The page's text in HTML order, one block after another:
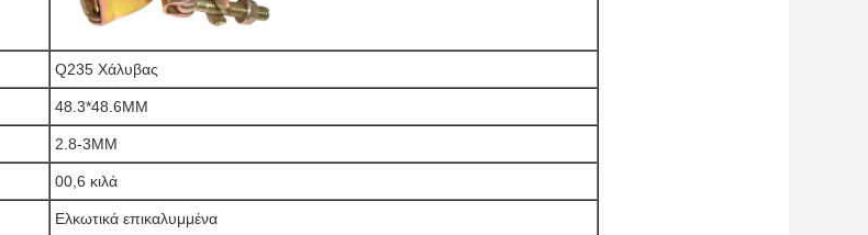
Q235 Χάλυβας
48.3*48.6MM
2.8-3MM
00,6 κιλά
Ελκωτικά επικαλυμμένα